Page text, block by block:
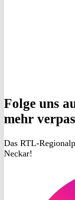
Folge uns
mehr
Das RTL-
Neckar!
Instagram